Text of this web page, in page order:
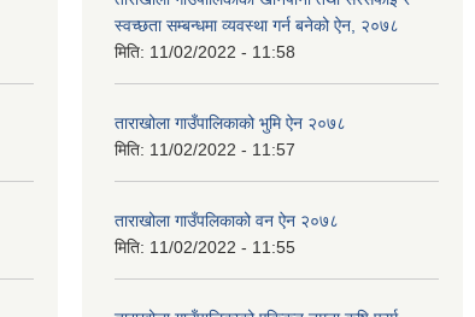
स्वच्छता सम्बन्धमा व्यवस्था गर्न बनेको ऐन, २०७८
मिति: 11/02/2022 - 11:58
ताराखोला गाउँपालिकाको भुमि ऐन २०७८
मिति: 11/02/2022 - 11:57
ताराखोला गाउँपलिकाको वन ऐन २०७८
मिति: 11/02/2022 - 11:55